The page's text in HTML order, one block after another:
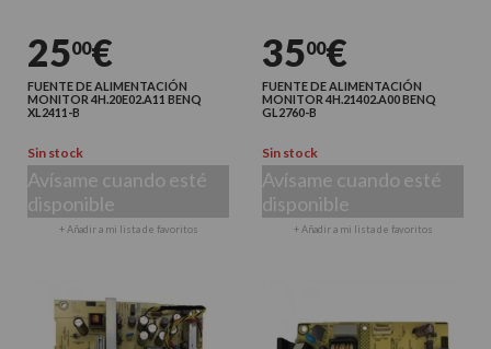
2500€
FUENTE DE ALIMENTACIÓN
MONITOR 4H.20E02.A11 BENQ
XL2411-B
Sin stock
Avísame cuando esté
disponible
+ Añadir a mi lista de favoritos
3500€
FUENTE DE ALIMENTACIÓN
MONITOR 4H.21402.A00 BENQ
GL2760-B
Sin stock
Avísame cuando esté
disponible
+ Añadir a mi lista de favoritos